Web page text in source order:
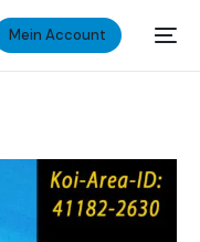
Mein Account